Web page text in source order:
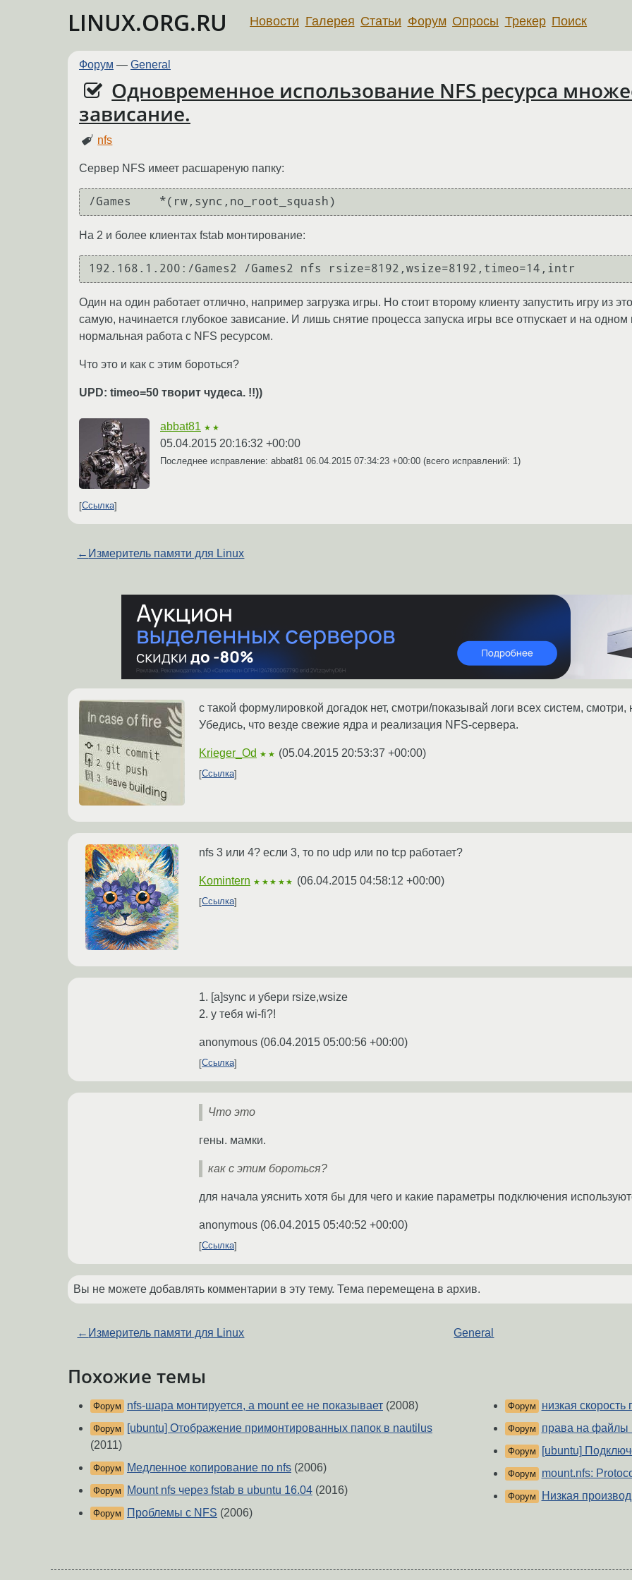
LINUX.ORG.RU Новости Галерея Статьи Форум Опросы Трекер Поиск
Форум — General
Одновременное использование NFS ресурса
зависание.
nfs
Сервер NFS имеет расшареную папку:
/Games    *(rw,sync,no_root_squash)
На 2 и более клиентах fstab монтирование:
192.168.1.200:/Games2 /Games2 nfs rsize=8192,wsize=8192,timeo=14,intr
Один на один работает отлично, например загрузка игры. Но стоит второму клиенту запустить игру из
самую, начинается глубокое зависание. И лишь снятие процесса запуска игры все отпускает и на
нормальная работа с NFS ресурсом.
Что это и как с этим бороться?
UPD: timeo=50 творит чудеса. !!))
abbat81 ★★
05.04.2015 20:16:32 +00:00
Последнее исправление: abbat81 06.04.2015 07:34:23 +00:00 (всего исправлений: 1)
Ссылка
← Измеритель памяти для Linux
с такой формулировкой догадок нет, смотри/показывай логи всех систем,
Убедись, что везде свежие ядра и реализация NFS-сервера.
Krieger_Od ★★ (05.04.2015 20:53:37 +00:00)
Ссылка
nfs 3 или 4? если 3, то по udp или по tcp работает?
Komintern ★★★★★ (06.04.2015 04:58:12 +00:00)
Ссылка
1. [a]sync и убери rsize,wsize
2. у тебя wi-fi?!
anonymous (06.04.2015 05:00:56 +00:00)
Ссылка
Что это
гены. мамки.
как с этим бороться?
для начала уяснить хотя бы для чего и какие параметры подключения
anonymous (06.04.2015 05:40:52 +00:00)
Ссылка
Вы не можете добавлять комментарии в эту тему. Тема перемещена в архив.
← Измеритель памяти для Linux General
Похожие темы
Форум nfs-шара монтируется, а mount ее не показывает (2008)
Форум
[ubuntu] Отображение примонтированных папок в nautilus
(2011)
Форум Медленное копирование по nfs (2006)
Форум Mount nfs через fstab в ubuntu 16.04 (2016)
Форум Проблемы с NFS (2006)
Форум низкая скорость
Форум права на файлы
Форум [ubuntu]
Форум mount.nfs:
Форум Низкая